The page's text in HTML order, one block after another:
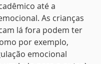
até a
As crianças
lá fora podem ter
por exemplo,
emocional